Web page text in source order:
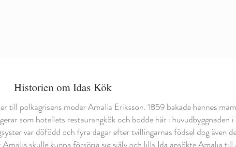
Historien om Idas Kök
till polkagrisens moder Amalia Eriksson. 1859 bakade hennes
som hotellets restaurangkök och bodde här i huvudbyggnaden
var döfödd och fyra dagar efter tvillingarnas födsel dog även